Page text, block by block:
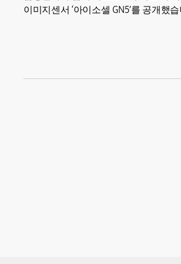
이미지센서 ‘아이소셀 GN5’를 공개했